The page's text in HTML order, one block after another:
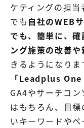
ケティングの担
でも 自社のWEB
でも、簡単に、確
ング施策の改善
きるようになりま
「Leadplus
GA4やサーチコ
はもちろん、目
いキーワードや